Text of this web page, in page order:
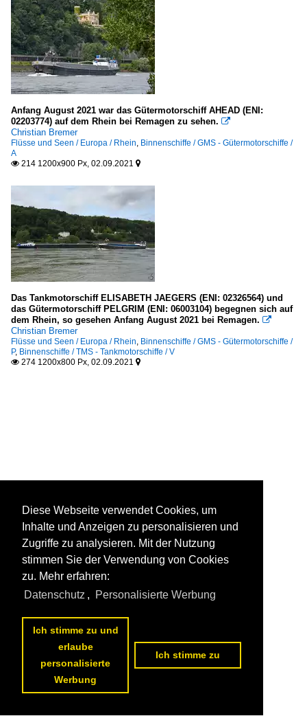
Anfang August 2021 war das Gütermotorschiff AHEAD (ENI:
02203774) auf dem Rhein bei Remagen zu sehen. 
Christian Bremer
Flüsse und Seen / Europa / Rhein, Binnenschiffe / GMS - Gütermotorschiffe /
A
 214 1200x900 Px, 02.09.2021 
Das Tankmotorschiff ELISABETH JAEGERS (ENI: 02326564) und
das Gütermotorschiff PELGRIM (ENI: 06003104) begegnen sich auf
dem Rhein, so gesehen Anfang August 2021 bei Remagen. 
Christian Bremer
Flüsse und Seen / Europa / Rhein, Binnenschiffe / GMS - Gütermotorschiffe /
P, Binnenschiffe / TMS - Tankmotorschiffe / V
 274 1200x800 Px, 02.09.2021 
Diese Webseite verwendet Cookies, um
Inhalte und Anzeigen zu personalisieren und
Zugriffe zu analysieren. Mit der Nutzung
stimmen Sie der Verwendung von Cookies
zu. Mehr erfahren:
Datenschutz , Personalisierte Werbung
Ich stimme zu und
erlaube
personalisierte
Werbung
Ich stimme zu